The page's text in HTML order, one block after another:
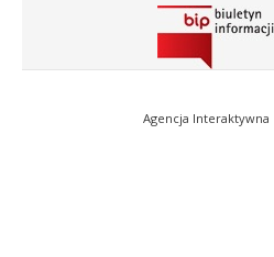
Agencja Interaktywna